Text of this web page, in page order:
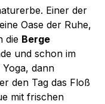
Einer der
Oase der Ruhe,
die Berge
und schon im
dann
den Tag das Floß
mit frischen